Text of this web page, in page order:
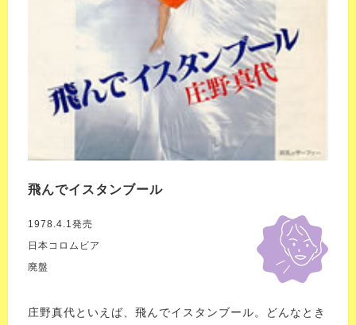
飛んでイスタンブール
1978.4.1発売
日本コロムビア
廃盤
庄野真代といえば、飛んでイスタンブール。どんなとき